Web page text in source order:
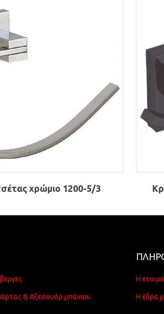
χρώμιο 1200-5/3
& Αξεσουάρ μπάνιου
Η
Η έδρα